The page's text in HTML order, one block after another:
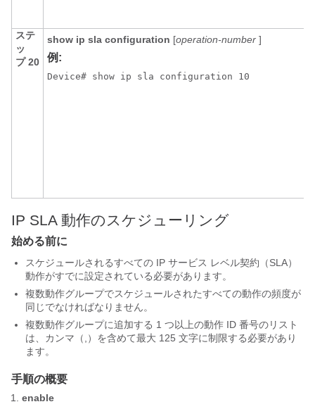
ステ
ッ
プ 20
show ip sla configuration [operation-number ]
例:
Device# show ip sla configuration 10
IP SLA 動作のスケジューリング
始める前に
スケジュールされるすべての IP サービス レベル契約（SLA）
動作がすでに設定されている必要があります。
複数動作グループでスケジュールされたすべての動作の頻度が
同じでなければなりません。
複数動作グループに追加する 1 つ以上の動作 ID 番号のリスト
は、カンマ（,）を含めて最大 125 文字に制限する必要があり
ます。
手順の概要
enable